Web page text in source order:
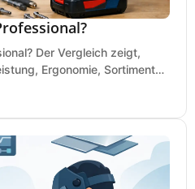
Der Vergleich zeigt,
Ergonomie, Sortiment